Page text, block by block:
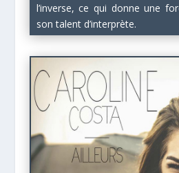
l’inverse, ce qui donne une
son talent d’interprète.